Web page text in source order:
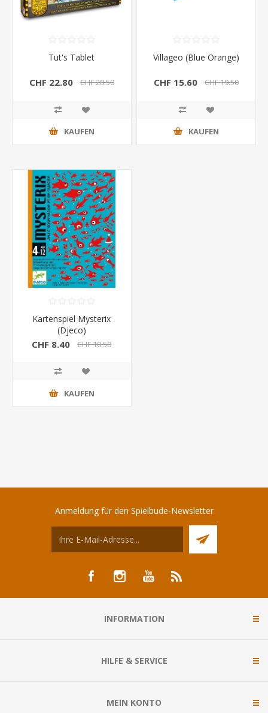
Tut's Tablet
CHF 22.80 CHF 28.50
KAUFEN
Villageo (Blue Orange)
CHF 15.60 CHF 19.50
KAUFEN
Kartenspiel Mysterix
(Djeco)
CHF 8.40 CHF 10.50
KAUFEN
Anmeldung für den Spielbude-Newsletter
INFORMATION
HILFE & SERVICE
MEIN KONTO